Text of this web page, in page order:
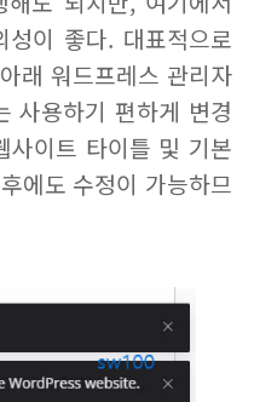
이 좋다. 대표적으로
래 워드프레스 관리자
사용하기 편하게 변경
사이트 타이틀 및 기본
에도 수정이 가능하므